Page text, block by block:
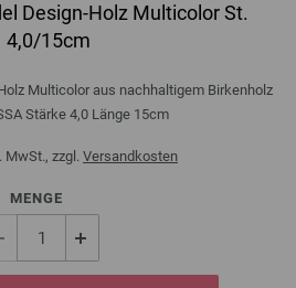
Design-Holz Multicolor St.
4,0/15cm
Multicolor aus nachhaltigem Birkenholz
Stärke 4,0 Länge 15cm
MwSt., zzgl. Versandkosten
MENGE